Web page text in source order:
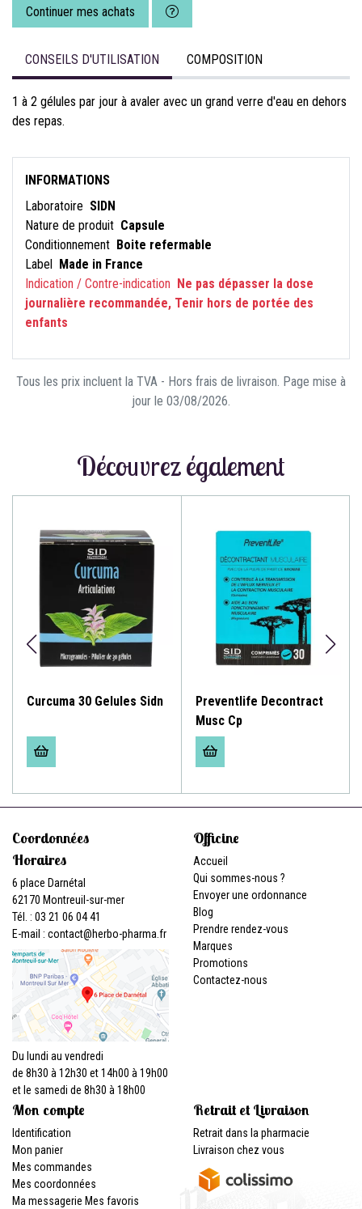
Continuer mes achats
CONSEILS D'UTILISATION COMPOSITION
1 à 2 gélules par jour à avaler avec un grand verre d'eau en dehors
des repas.
INFORMATIONS
Laboratoire SIDN
Nature de produit Capsule
Conditionnement Boite refermable
Label Made in France
Indication / Contre-indication Ne pas dépasser la dose
journalière recommandée, Tenir hors de portée des
enfants
Tous les prix incluent la TVA - Hors frais de livraison. Page mise à
jour le 03/08/2026.
Découvrez également
Curcuma 30 Gelules Sidn
Preventlife Decontract
Musc Cp
Coordonnées
Horaires
6 place Darnétal
62170 Montreuil-sur-mer
Tél. : 03 21 06 04 41
E-mail : contact@herbo-pharma.fr
Du lundi au vendredi
de 8h30 à 12h30 et 14h00 à 19h00
et le samedi de 8h30 à 18h00
Officine
Accueil
Qui sommes-nous ?
Envoyer une ordonnance
Blog
Prendre rendez-vous
Marques
Promotions
Contactez-nous
Mon compte
Identification
Mon panier
Mes commandes
Mes coordonnées
Ma messagerie Mes favoris
Retrait et Livraison
Retrait dans la pharmacie
Livraison chez vous